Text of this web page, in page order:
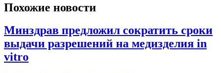
Похожие новости
Минздрав предложил сократить сроки
выдачи разрешений на медизделия in
vitro